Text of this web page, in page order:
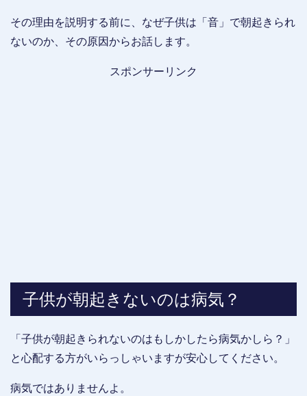
その理由を説明する前に、なぜ子供は「音」で朝起きられ
ないのか、その原因からお話します。
スポンサーリンク
子供が朝起きないのは病気？
「子供が朝起きられないのはもしかしたら病気かしら？」
と心配する方がいらっしゃいますが安心してください。
病気ではありませんよ。